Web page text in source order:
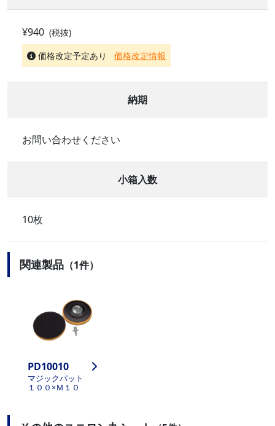
¥940 (税抜)
価格改定予定あり
価格改定情報
納期
お問い合わせください
小箱入数
10枚
関連製品 （1件）
PD10010
マジックパット
１００×Ｍ１０